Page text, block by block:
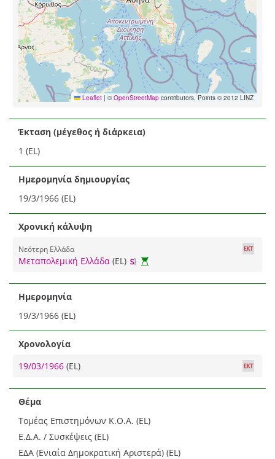
Leaflet | © OpenStreetMap contributors, Points © 2012 LINZ
Έκταση (μέγεθος ή διάρκεια)
1 (EL)
Ημερομηνία δημιουργίας
19/3/1966 (EL)
Χρονική κάλυψη
Νεότερη Ελλάδα
Μεταπολεμική Ελλάδα (EL)
Ημερομηνία
19/3/1966 (EL)
Χρονολογία
19/03/1966 (EL)
Θέμα
Τομέας Επιστημόνων Κ.Ο.Α. (EL)
Ε.Δ.Α. / Συσκέψεις (EL)
ΕΔΑ (Ενιαία Δημοκρατική Αριστερά) (EL)